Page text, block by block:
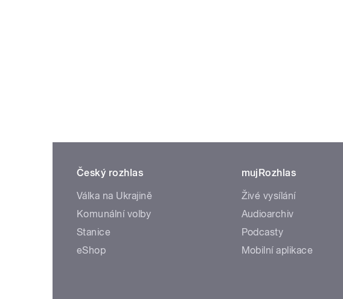
Český rozhlas
Válka na Ukrajině
Komunální volby
Stanice
eShop
mujRozhlas
Živé vysílání
Audioarchiv
Podcasty
Mobilní aplikace